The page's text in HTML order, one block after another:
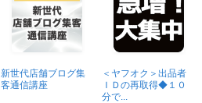
新世代店舗ブログ集
客通信講座
＜ヤフオク＞出品者
ＩＤの再取得◆１０
分で...